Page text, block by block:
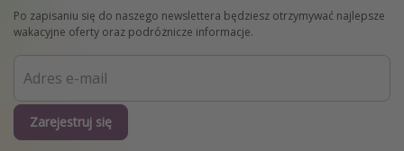
Po zapisaniu się do naszego newslettera będziesz otrzymywać najlepsze
wakacyjne oferty oraz podróżnicze informacje.
Zarejestruj się